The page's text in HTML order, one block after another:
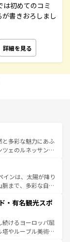
は初めてのコミ
書きおろしまし
詳細を見る
と多彩な魅力にあふ
ェのルネッサンス
マルフィ海岸の絶
合間には、本場の
を堪能することも
旅をしてみよう！
インは、太陽が降り
まで、多彩な自然
メンコ、熱気あふ
の一部となってい
や、バルセロナの
ローマ遺跡や中世
・有名観光スポ
続けるヨーロッパ屈
やルーブル美術館